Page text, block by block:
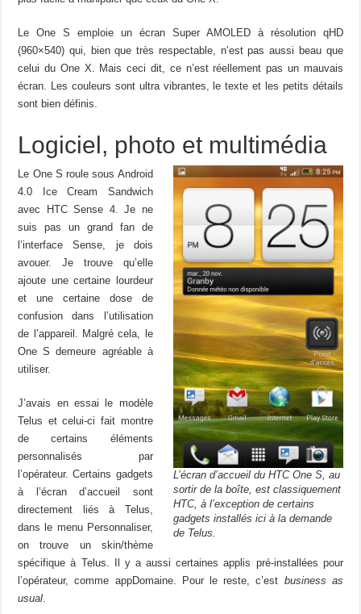
Le One S emploie un écran Super AMOLED à résolution qHD
(960×540) qui, bien que très respectable, n’est pas aussi beau que
celui du One X. Mais ceci dit, ce n’est réellement pas un mauvais
écran. Les couleurs sont ultra vibrantes, le texte et les petits détails
sont bien définis.
Logiciel, photo et multimédia
L’écran d’accueil du HTC One S, au
sortir de la boîte, est classiquement
HTC, à l’exception de certains
gadgets installés ici à la demande
de Telus.
Le One S roule sous Android
4.0 Ice Cream Sandwich
avec HTC Sense 4. Je ne
suis pas un grand fan de
l’interface Sense, je dois
avouer. Je trouve qu’elle
ajoute une certaine lourdeur
et une certaine dose de
confusion dans l’utilisation
de l’appareil. Malgré cela, le
One S demeure agréable à
utiliser.
J’avais en essai le modèle
Telus et celui-ci fait montre
de certains éléments
personnalisés par
l’opérateur. Certains gadgets
à l’écran d’accueil sont
directement liés à Telus,
dans le menu Personnaliser,
on trouve un skin/thème
spécifique à Telus. Il y a aussi certaines applis pré-installées pour
l’opérateur, comme appDomaine. Pour le reste, c’est business as
usual